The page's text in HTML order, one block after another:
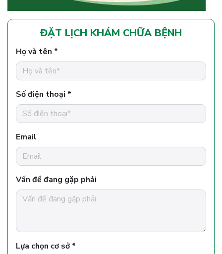
ĐẶT LỊCH KHÁM CHỮA BỆNH
Họ và tên *
Số điện thoại *
Email
Vấn đề đang gặp phải
Lựa chọn cơ sở *